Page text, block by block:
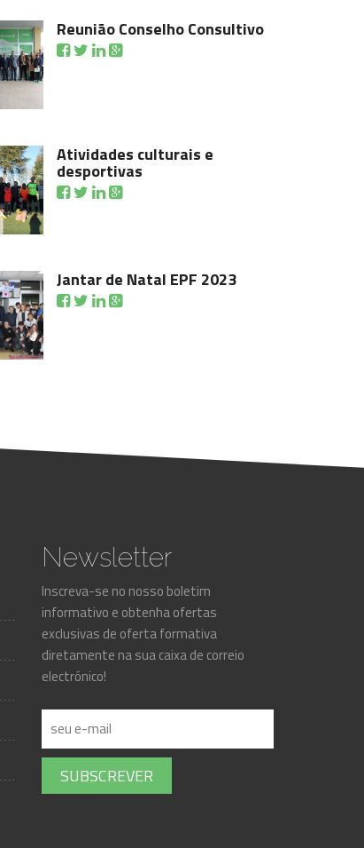
Reunião Conselho Consultivo
Atividades culturais e
desportivas
Jantar de Natal EPF 2023
Newsletter
Inscreva-se no nosso boletim
informativo e obtenha ofertas
exclusivas de oferta formativa
diretamente na sua caixa de correio
electrónico!
SUBSCREVER